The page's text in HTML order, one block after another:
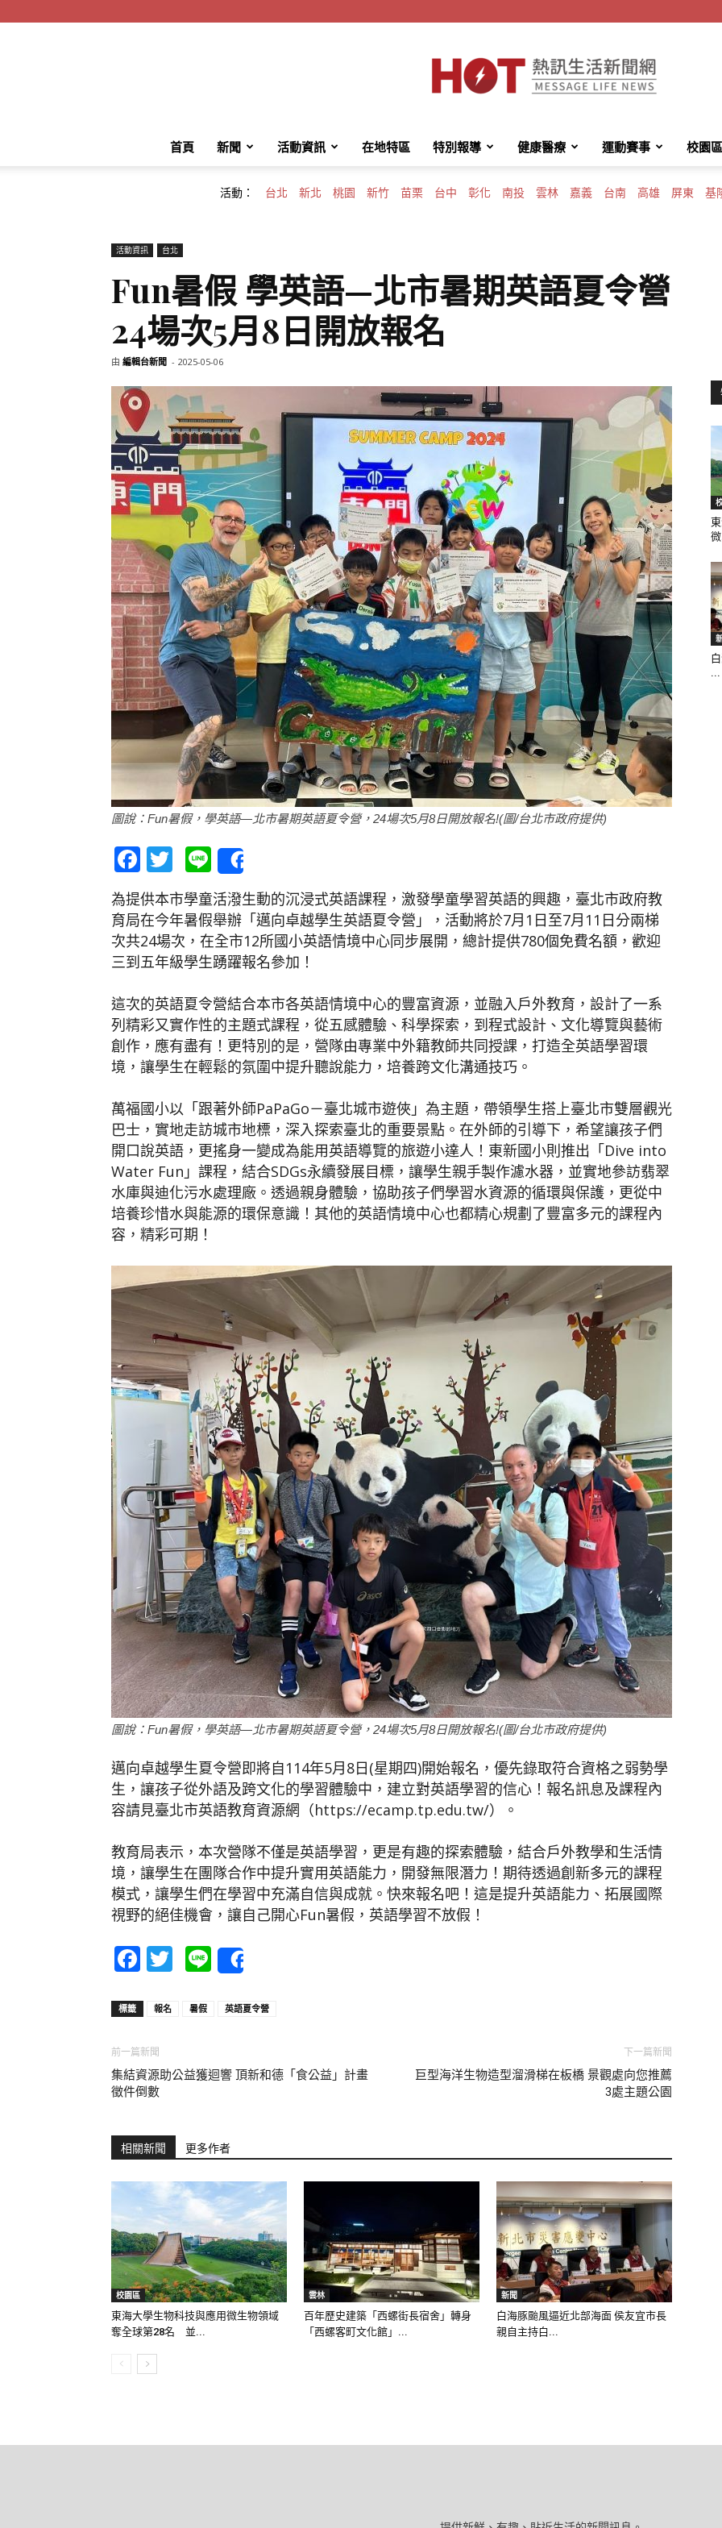
HotMessage
活
新
首頁 新聞 活動資訊 在地特區 特別報導 健康醫療 運動賽事 校園區
活動： 台北 新北 桃園 新竹 苗栗 台中 彰化 南投 雲林 嘉義 台南 高雄 屏東 基
活動資訊 台北
Fun暑假 學英語—北市暑期英語夏令營
24場次5月8日開放報名
由 編輯台新聞 - 2025-05-06
圖說：Fun暑假，學英語—北市暑期英語夏令營，24場次5月8日開放報名!(圖/台北市政府提供)
Facebook
Twitter
Line
為提供本市學童活潑生動的沉浸式英語課程，激發學童學習英語的興趣，臺北市政府教
育局在今年暑假舉辦「邁向卓越學生英語夏令營」，活動將於7月1日至7月11日分兩梯
次共24場次，在全市12所國小英語情境中心同步展開，總計提供780個免費名額，歡迎
三到五年級學生踴躍報名參加！
這次的英語夏令營結合本市各英語情境中心的豐富資源，並融入戶外教育，設計了一系
列精彩又實作性的主題式課程，從五感體驗、科學探索，到程式設計、文化導覽與藝術
創作，應有盡有！更特別的是，營隊由專業中外籍教師共同授課，打造全英語學習環
境，讓學生在輕鬆的氛圍中提升聽說能力，培養跨文化溝通技巧。
萬福國小以「跟著外師PaPaGo－臺北城市遊俠」為主題，帶領學生搭上臺北市雙層觀光
巴士，實地走訪城市地標，深入探索臺北的重要景點。在外師的引導下，希望讓孩子們
開口說英語，更搖身一變成為能用英語導覽的旅遊小達人！東新國小則推出「Dive into
Water Fun」課程，結合SDGs永續發展目標，讓學生親手製作濾水器，並實地參訪翡翠
水庫與迪化污水處理廠。透過親身體驗，協助孩子們學習水資源的循環與保護，更從中
培養珍惜水與能源的環保意識！其他的英語情境中心也都精心規劃了豐富多元的課程內
容，精彩可期！
圖說：Fun暑假，學英語—北市暑期英語夏令營，24場次5月8日開放報名!(圖/台北市政府提供)
邁向卓越學生夏令營即將自114年5月8日(星期四)開始報名，優先錄取符合資格之弱勢學
生，讓孩子從外語及跨文化的學習體驗中，建立對英語學習的信心！報名訊息及課程內
容請見臺北市英語教育資源網（https://ecamp.tp.edu.tw/）。
教育局表示，本次營隊不僅是英語學習，更是有趣的探索體驗，結合戶外教學和生活情
境，讓學生在團隊合作中提升實用英語能力，開發無限潛力！期待透過創新多元的課程
模式，讓學生們在學習中充滿自信與成就。快來報名吧！這是提升英語能力、拓展國際
視野的絕佳機會，讓自己開心Fun暑假，英語學習不放假！
Facebook
Twitter
Line
標籤 報名 暑假 英語夏令營
前一篇新聞
集結資源助公益獲迴響 頂新和德「食公益」計畫
徵件倒數
下一篇新聞
巨型海洋生物造型溜滑梯在板橋 景觀處向您推薦
3處主題公園
相關新聞 更多作者
校園區
東海大學生物科技與應用微生物領域
奪全球第28名 並...
雲林
百年歷史建築「西螺街長宿舍」轉身
「西螺客町文化館」...
新聞
白海豚颱風逼近北部海面 侯友宜市長
親自主持白...
...